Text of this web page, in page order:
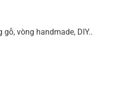
vòng handmade, DIY..